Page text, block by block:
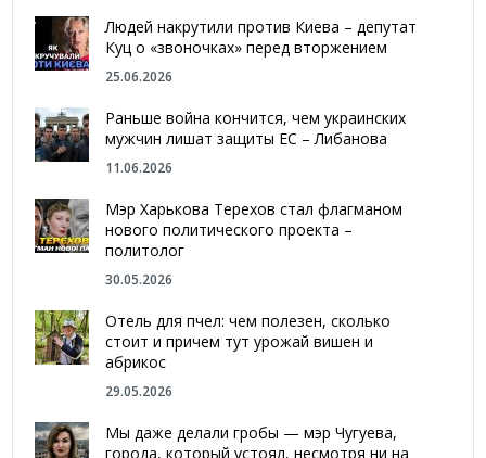
Людей накрутили против Киева – депутат
Куц о «звоночках» перед вторжением
25.06.2026
Раньше война кончится, чем украинских
мужчин лишат защиты ЕС – Либанова
11.06.2026
Мэр Харькова Терехов стал флагманом
нового политического проекта –
политолог
30.05.2026
Отель для пчел: чем полезен, сколько
стоит и причем тут урожай вишен и
абрикос
29.05.2026
Мы даже делали гробы — мэр Чугуева,
города, который устоял, несмотря ни на